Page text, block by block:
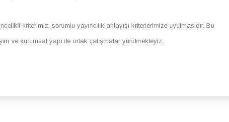
kriterimiz. sorumlu yayıncılık anlayışı kriterlerimize uyulmasıdır. Bu
ve kurumsal yapı ile ortak çalışmalar yürütmekteyiz.